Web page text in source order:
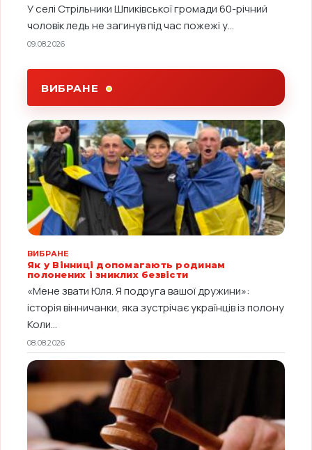
У селі Стрільники Шпиківської громади 60-річний
чоловік ледь не загинув під час пожежі у...
09.08.2026
ВИБРАНЕ
ВИБРАНЕ
Як у Вінниці допомагають родинам
полонених і зниклих безвісти
«Мене звати Юля. Я подруга вашої дружини»:
історія вінничанки, яка зустрічає українців із полону
Коли...
08.08.2026